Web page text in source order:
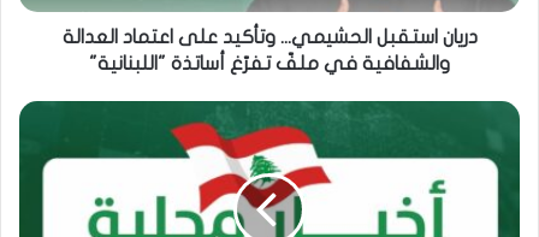
دريان استقبل الحشيمي... وتأكيد على اعتماد العدالة
والشفافية في ملفّ تفرّغ أساتذة "اللبنانية"